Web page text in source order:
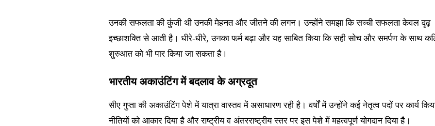
उनकी सफलता की कुंजी थी उनकी मेहनत और जीतने की लगन। उन्होंने समझा कि सच्ची सफलता केवल दृढ़
इच्छाशक्ति से आती है। धीरे-धीरे, उनका फर्म बढ़ा और यह साबित किया कि सही सोच और समर्पण के साथ
शुरुआत को भी पार किया जा सकता है।
भारतीय अकाउंटिंग में बदलाव के अग्रदूत
सीए गुप्ता की अकाउंटिंग पेशे में यात्रा वास्तव में असाधारण रही है। वर्षों में उन्होंने कई नेतृत्व पदों पर कार्य
नीतियों को आकार दिया है और राष्ट्रीय व अंतरराष्ट्रीय स्तर पर इस पेशे में महत्वपूर्ण योगदान दिया है।